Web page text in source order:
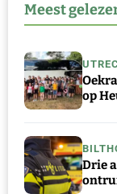
Meest
op
Drie